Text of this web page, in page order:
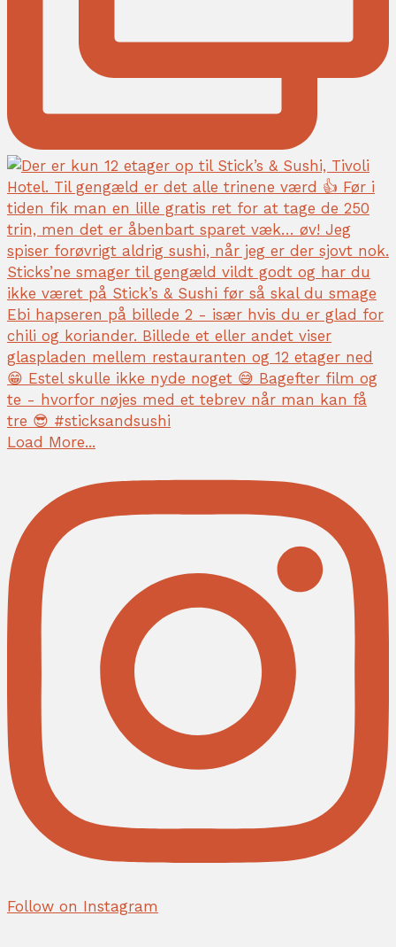
Load More...
Follow on Instagram